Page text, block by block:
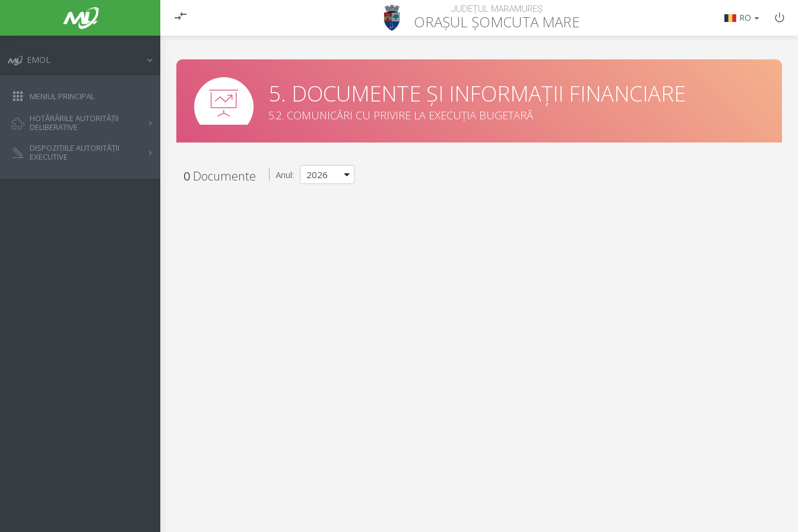
JUDEȚUL MARAMUREȘ
ORAȘUL ȘOMCUTA MARE RO
EMOL
MENIUL PRINCIPAL
HOTĂRÂRILE AUTORITĂȚII
DELIBERATIVE
DISPOZIȚIILE AUTORITĂȚII
EXECUTIVE
5. DOCUMENTE ȘI INFORMAȚII FINANCIARE
5.2. COMUNICĂRI CU PRIVIRE LA EXECUȚIA BUGETARĂ
0 Documente Anul: